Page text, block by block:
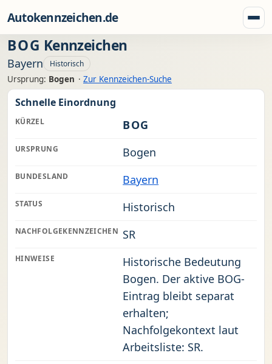
Autokennzeichen.de
BOG Kennzeichen
Bayern Historisch
Ursprung: Bogen · Zur Kennzeichen-Suche
Schnelle Einordnung
KÜRZEL BOG
URSPRUNG Bogen
BUNDESLAND Bayern
STATUS Historisch
NACHFOLGEKENNZEICHEN SR
HINWEISE
Historische Bedeutung
Bogen. Der aktive BOG-
Eintrag bleibt separat
erhalten;
Nachfolgekontext laut
Arbeitsliste: SR.